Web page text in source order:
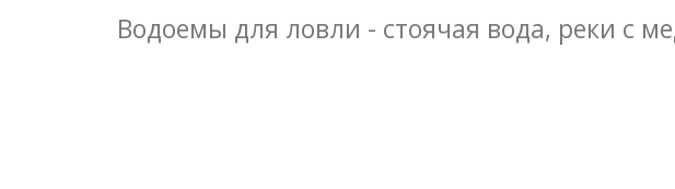
Водоемы для ловли - стоячая вода, реки с